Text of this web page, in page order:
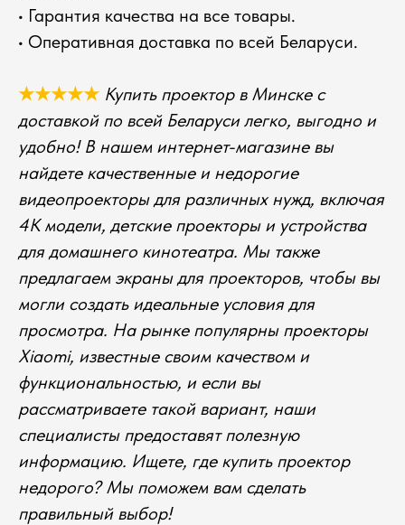
• Гарантия качества на все товары.
• Оперативная доставка по всей Беларуси.
★★★★★ Купить проектор в Минске с
доставкой по всей Беларуси легко, выгодно и
удобно! В нашем интернет-магазине вы
найдете качественные и недорогие
видеопроекторы для различных нужд, включая
4K модели, детские проекторы и устройства
для домашнего кинотеатра. Мы также
предлагаем экраны для проекторов, чтобы вы
могли создать идеальные условия для
просмотра. На рынке популярны проекторы
Xiaomi, известные своим качеством и
функциональностью, и если вы
рассматриваете такой вариант, наши
специалисты предоставят полезную
информацию. Ищете, где купить проектор
недорого? Мы поможем вам сделать
правильный выбор!